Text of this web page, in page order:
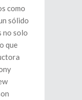
como
sólido
no solo
que